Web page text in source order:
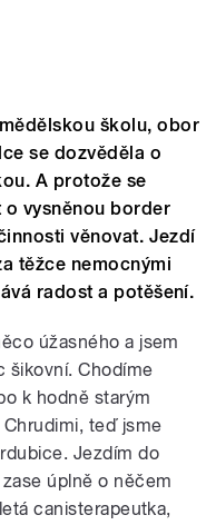
školu, obor
se dozvěděla o
A protože se
o vysněnou border
věnovat. Jezdí
těžce nemocnými
radost a potěšení.
úžasného a jsem
šikovní. Chodíme
k hodně starým
teď jsme
Jezdím do
úplně o něčem
canisterapeutka,